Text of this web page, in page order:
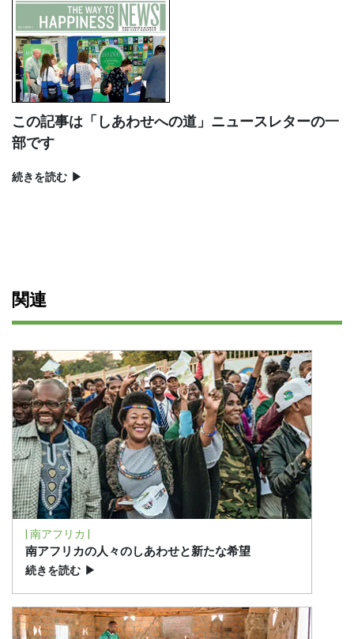
この記事は「しあわせへの道」ニュースレターの一
部です
続きを読む ▶
関連
| 南アフリカ |
南アフリカの人々のしあわせと新たな希望
続きを読む ▶